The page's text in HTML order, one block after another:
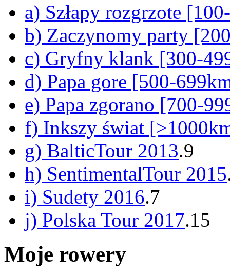
a) Szłapy rozgrzote
b) Zaczynomy party
c) Gryfny klank [300-
d) Papa gore [500-
e) Papa zgorano [700-
f) Inkszy świat
g) BalticTour 2013.9
h) SentimentalTour 2015
i) Sudety 2016.7
j) Polska Tour 2017.15
Moje rowery